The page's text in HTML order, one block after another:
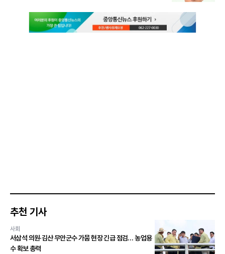
추천 기사
사회
서삼석 의원·김산 무안군수 가뭄 현장 긴급 점검… 농업용
수 확보 총력